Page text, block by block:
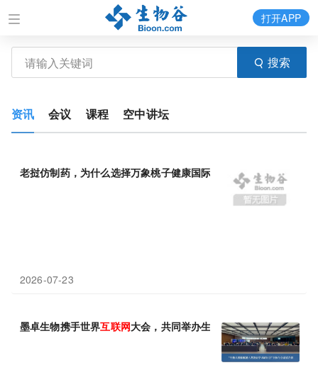
搜索
打开APP
资讯 会议 课程 空中讲坛
老挝仿制药，为什么选择万象桃子健康国际 互联网医院？
2026-07-23
墨卓生物携手世界互联网大会，共同举办生物大数据主题研讨会推